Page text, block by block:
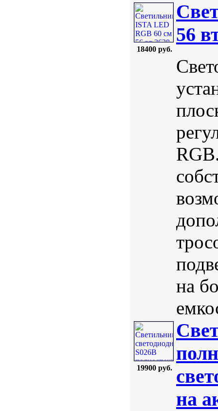
18400 руб.
56
на
19900 руб.
на